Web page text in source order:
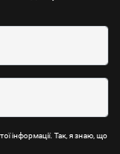
інформації. Так, я знаю, що